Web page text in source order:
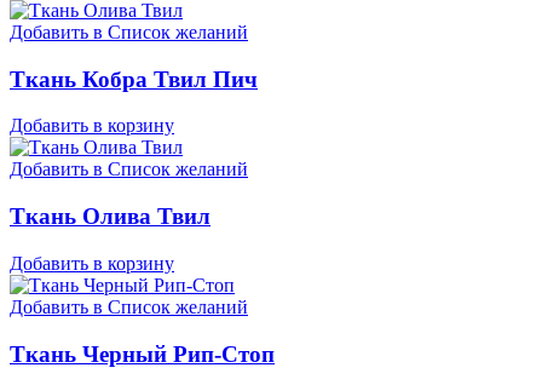
Добавить в Список желаний
Ткань Кобра Твил Пич
Добавить в корзину
Добавить в Список желаний
Ткань Олива Твил
Добавить в корзину
Добавить в Список желаний
Ткань Черный Рип-Стоп